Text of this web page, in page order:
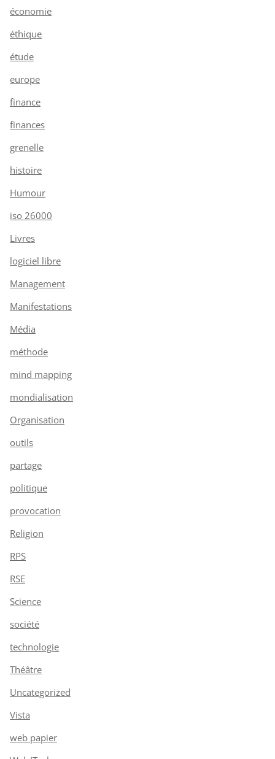
économie
éthique
étude
europe
finance
finances
grenelle
histoire
Humour
iso 26000
Livres
logiciel libre
Management
Manifestations
Média
méthode
mind mapping
mondialisation
Organisation
outils
partage
politique
provocation
Religion
RPS
RSE
Science
société
technologie
Théâtre
Uncategorized
Vista
web papier